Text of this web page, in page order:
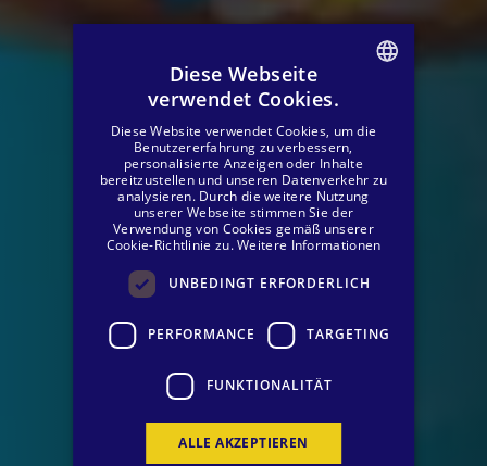
SPANISH
ENGLISH
GERMAN
Diese Webseite
verwendet Cookies.
Diese Website verwendet Cookies, um die
Benutzererfahrung zu verbessern,
personalisierte Anzeigen oder Inhalte
bereitzustellen und unseren Datenverkehr zu
analysieren. Durch die weitere Nutzung
unserer Webseite stimmen Sie der
Verwendung von Cookies gemäß unserer
Cookie-Richtlinie zu.Weitere Informationen
UNBEDINGT ERFORDERLICH
PERFORMANCE TARGETING
FUNKTIONALITÄT
ALLE AKZEPTIEREN